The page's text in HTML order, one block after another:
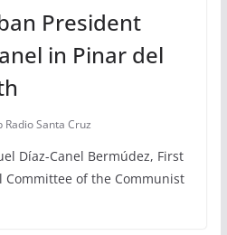
President
in Pinar del
Radio Santa Cruz
Díaz-Canel Bermúdez, First
Committee of the Communist